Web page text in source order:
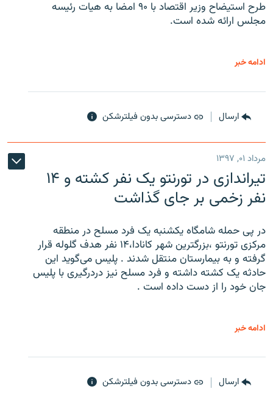
طرح استیضاح وزیر اقتصاد با ۹۰ امضا به هیات رئیسه
مجلس ارائه شده است.
ادامه خبر
ارسال دسترسی بدون فیلترشکن
مرداد ۰۱, ۱۳۹۷
تیراندازی در تورنتو یک نفر کشته و ۱۴
نفر زخمی بر جای گذاشت
در پی حمله شامگاه یکشنبه یک فرد مسلح در منطقه
مرکزی تورنتو ،‌بزرگترین شهر کانادا،۱۴ نفر هدف گلوله قرار
گرفته و به بیمارستان منتقل شدند . پلیس می‌گوید این
حادثه یک کشته داشته و فرد مسلح نیز دردرگیری با پلیس
جان خود را از دست داده است .
ادامه خبر
ارسال دسترسی بدون فیلترشکن